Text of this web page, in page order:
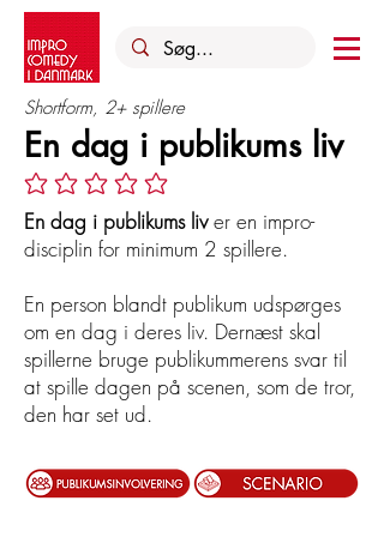
Shortform, 2+ spillere
En dag i publikums liv
Ingen bedømmelser endnu
En dag i publikums liver en impro-
disciplin for minimum 2 spillere.
En person blandt publikum udspørges
om en dag i deres liv. Dernæst skal
spillerne bruge publikummerens svar til
at spille dagen på scenen, som de tror,
den har set ud.